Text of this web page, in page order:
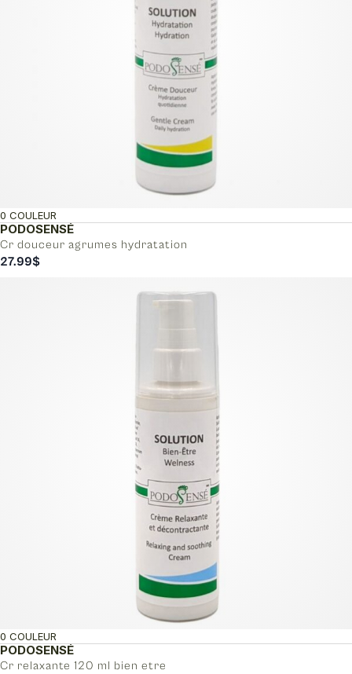
PODOSENSÉ
Cr douceur agrumes hydratation
0 COULEUR
27.99$
PODOSENSÉ
Cr relaxante 120 ml bien etre
0 COULEUR